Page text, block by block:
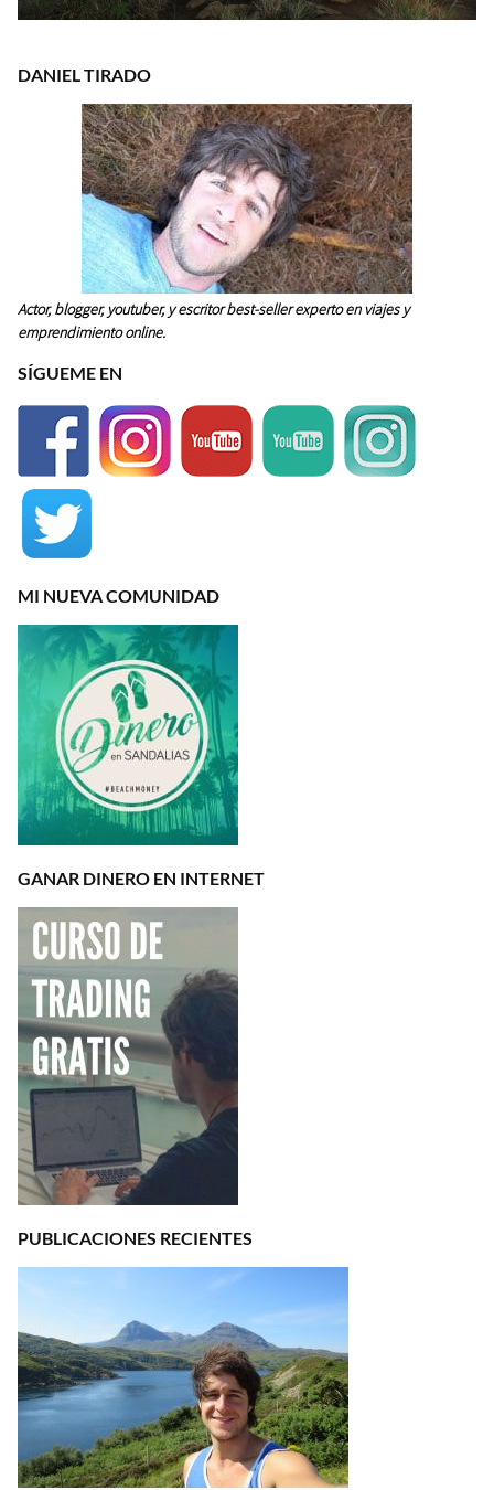
DANIEL TIRADO
Actor, blogger, youtuber, y escritor best-seller experto en viajes y
emprendimiento online.
SÍGUEME EN
MI NUEVA COMUNIDAD
GANAR DINERO EN INTERNET
PUBLICACIONES RECIENTES